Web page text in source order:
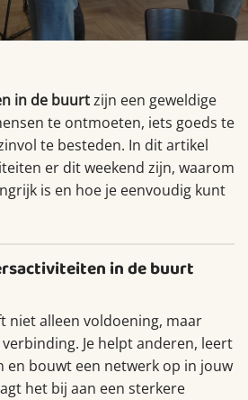
in de buurtzijn een geweldige
te ontmoeten, iets goeds te
te besteden. In dit artikel
er dit weekend zijn, waarom
is en hoe je eenvoudig kunt
in de buurt
niet alleen voldoening, maar
Je helpt anderen, leert
en bouwt een netwerk op in jouw
het bij aan een sterkere